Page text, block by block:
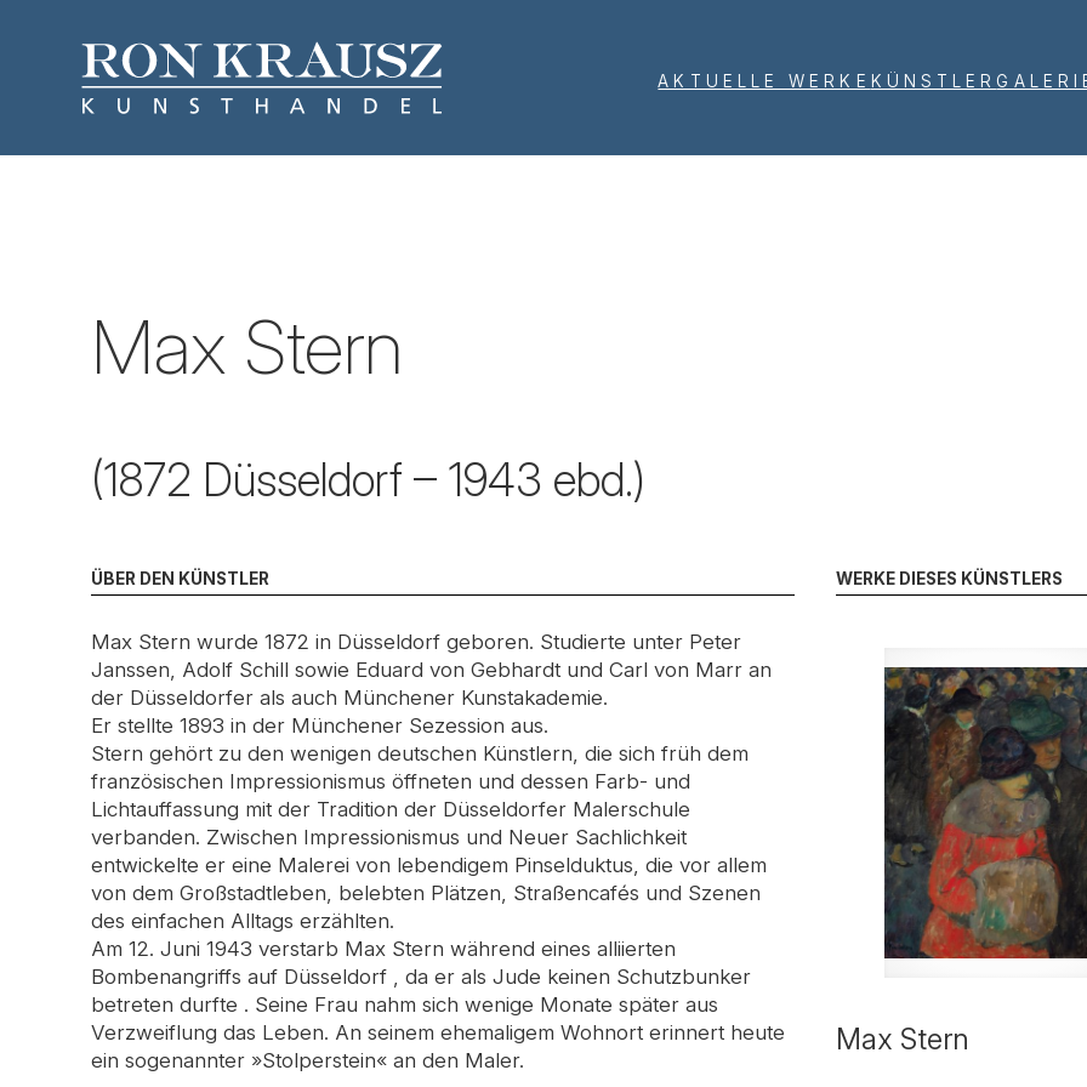
AKTUELLE WERKE KÜNSTLER
Max Stern
(1872 Düsseldorf – 1943 ebd.)
ÜBER DEN KÜNSTLER
Max Stern wurde 1872 in Düsseldorf geboren. Studierte unter Peter
Janssen, Adolf Schill sowie Eduard von Gebhardt und Carl von Marr an
der Düsseldorfer als auch Münchener Kunstakademie.
Er stellte 1893 in der Münchener Sezession aus.
Stern gehört zu den wenigen deutschen Künstlern, die sich früh dem
französischen Impressionismus öffneten und dessen Farb- und
Lichtauffassung mit der Tradition der Düsseldorfer Malerschule
verbanden. Zwischen Impressionismus und Neuer Sachlichkeit
entwickelte er eine Malerei von lebendigem Pinselduktus, die vor allem
von dem Großstadtleben, belebten Plätzen, Straßencafés und Szenen
des einfachen Alltags erzählten.
Am 12. Juni 1943 verstarb Max Stern während eines alliierten
Bombenangriffs auf Düsseldorf , da er als Jude keinen Schutzbunker
betreten durfte . Seine Frau nahm sich wenige Monate später aus
Verzweiflung das Leben. An seinem ehemaligem Wohnort erinnert heute
ein sogenannter »Stolperstein« an den Maler.
WERKE DIESES KÜNSTLERS
Max Stern